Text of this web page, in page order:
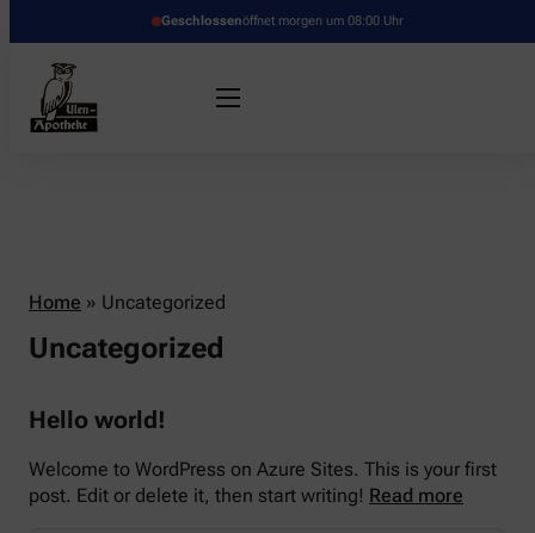
Geschlossenöffnet morgen um 08:00 Uhr
Home » Uncategorized
Uncategorized
Hello world!
Welcome to WordPress on Azure Sites. This is your first
post. Edit or delete it, then start writing! Read more